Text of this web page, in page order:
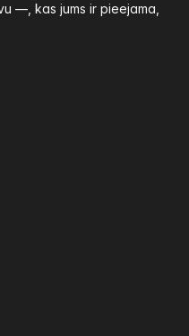
—, kas jums ir pieejama,